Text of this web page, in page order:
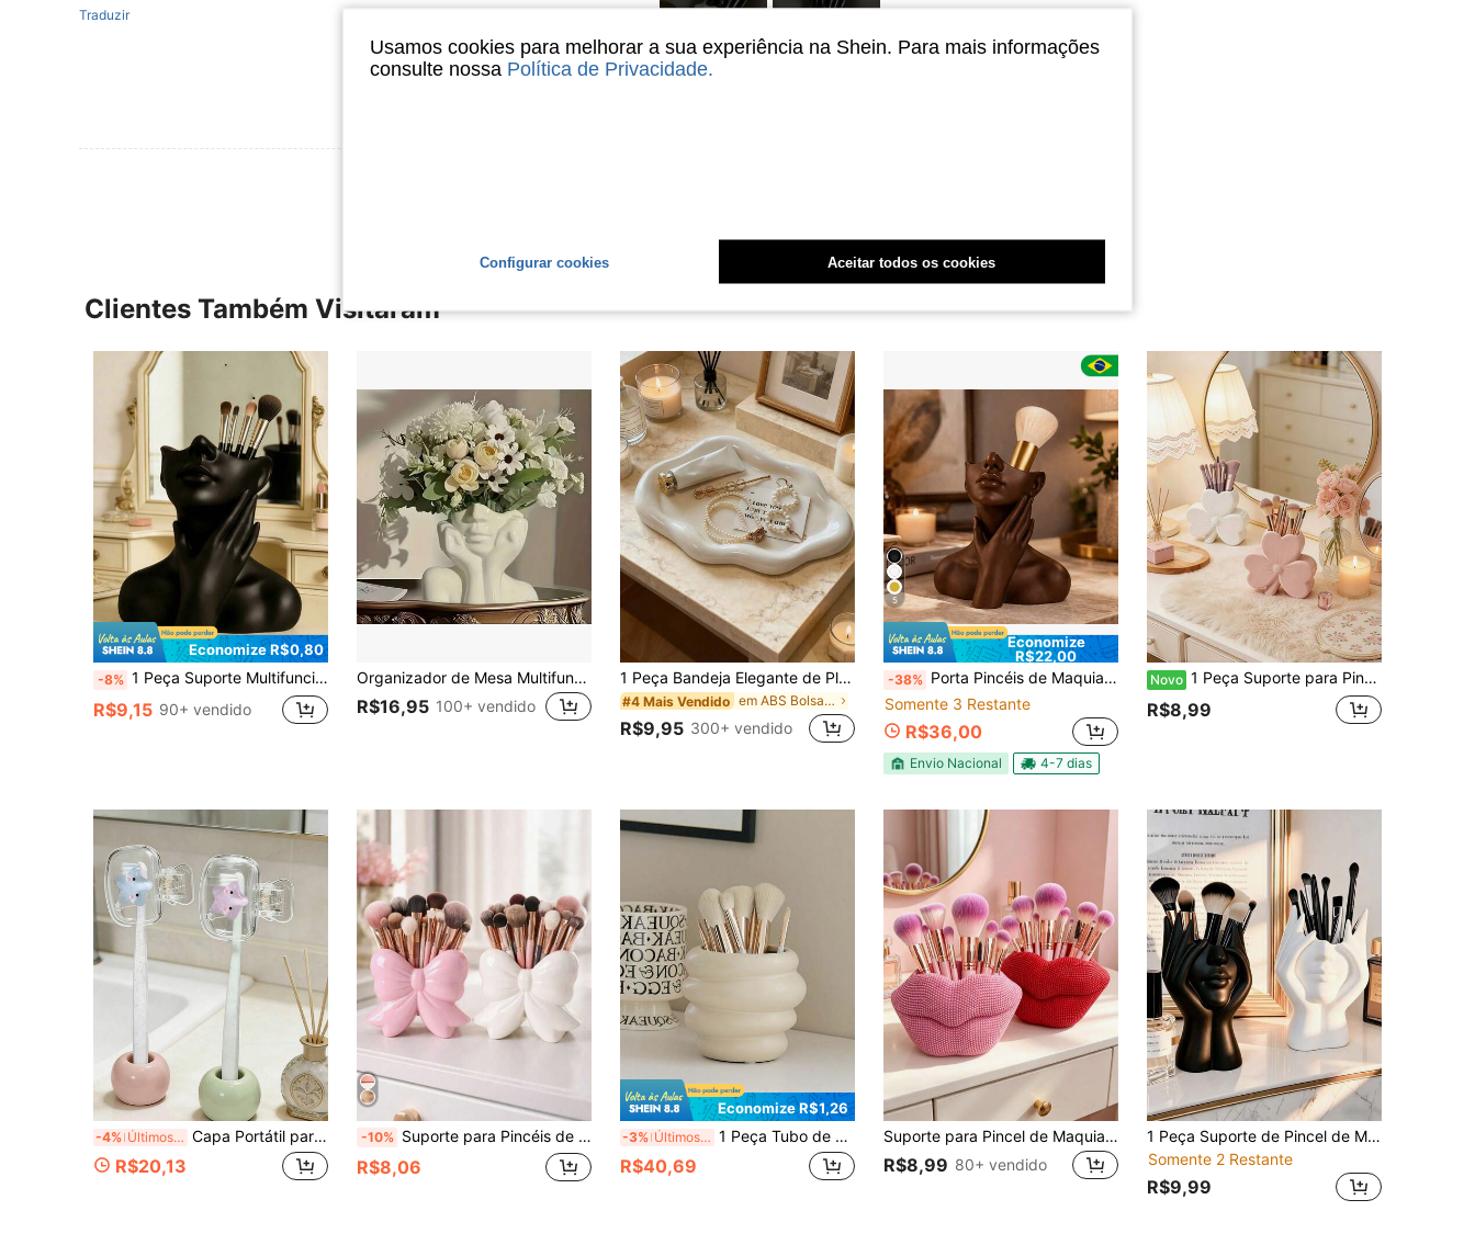
Traduzir
Clientes Também Visitaram
Economize R$0,80
-8% 1 Peça Suporte Multifuncional para Pincéis de Maquiagem, Design Criativo de Arte de Escultura Facial, Pode Ser Usado como Porta-Canetas, Suporte para Armazenamento de Batons, Armazenamento de Delineador, Vaso Decorativo, Adequado para Penteadeira, Banheiro, Quarto, Mesa de Escritório, Temporada de Volta às Aulas
R$9,15 90+ vendido
Organizador de Mesa Multifuncional, Escultura Artística Criativa Combinando Porta-Canetas, Armazenamento de Pincéis de Maquiagem e Vaso, Decoração Perfeita para Casa
R$16,95 100+ vendido
1 Peça Bandeja Elegante de Plástico Resistente a Quebras em Formato de Nuvem, Suporte de Exibição de Joias & Perfumes de Luxo de Camada Única, Bandeja de Joias Única, Adequada para Casa, Sala de Estar & Armazenamento de Chaves no Escritório, Presente Perfeito para o Dia dos Namorados e Casamento, Ideal para Fashionistas & Profissionais. Adicione Charme Estético ao Seu Espaço, Decore a Penteadeira, Mesa & Festa - Bandeja de Armazenamento de Joias, Escolha Ideal para Presentes de Feriados & Celebrações Sazonais.
#4 Mais Vendido em ABS Bolsas e estojos de maquiagem
R$9,95 300+ vendido
5
Economize
R$22,00
-38% Porta Pincéis de Maquiagem Busto Decorativo Organizador de Penteadeira Estilo Moderno Versão mais premium
Somente 3 Restante
R$36,00
Envio Nacional 4-7 dias
Novo 1 Peça Suporte para Pincéis de Maquiagem em Formato de Trevo de Quatro Folhas. Este Elegante Estojo de Armazenamento de Pincéis de Maquiagem é Adequado para Meninas, Estudantes e Decoração Criativa para Casa. Também Pode Ser Usado para Férias, Praia, Banheiro, Quarto e Outras Ocasiões. Grande Capacidade.
R$8,99
-4% Últimos 2 dias Capa Portátil para Escova de Dentes com Padrão de Estrela, Caixa de Armazenamento Transparente para Escova de Dentes de Viagem, Clipe Protetor para Cabeça de Escova de Dentes, Clipe de Armazenamento para Escova de Dentes, Capa Antipoeira para Escova de Dentes, Design Portátil Conveniente para Carregar, Adequado como Presente para Casais, Amigos, Família, Professores, Entusiastas de Viagem, Essencial para Casa, Dormitório, Férias, Adequado para Aniversário, Volta às Aulas, Casamento, Dia das Mães, Páscoa e Outras Ocasiões, Essencial para Primavera e Verão
R$20,13
-10% Suporte para Pincéis de Maquiagem em Resina com Laço Rosa Brilhante - Design 3D de Laço Fofo com Grande Capacidade, Adequado para Armazenar Pincéis de Maquiagem, Canetas e Cosméticos na Penteadeira, Bancada do Banheiro. Adiciona um toque doce e feminino, uma bela solução de armazenamento para amantes de maquiagem, também ótimo para decoração do lar, presente do Dia dos Namorados, presente de volta às aulas
R$8,06
Economize R$1,26
-3% Últimos 2 dias 1 Peça Tubo de Armazenamento Criativo de Cerâmica Branca e Prateada para Pincéis de Maquiagem, Lápis, Suporte de Mesa de Penteadeira para Sombra, Lápis de Sobrancelha, Suporte para Pincéis e Lápis, Melhor Presente, Inverno, Decorações, Casa, Decoração de Casamento, Decoração Doméstica, Caixa de Coleção de Joias, Decoração de Festa do Dia dos Namorados
R$40,69
Suporte para Pincel de Maquiagem de Contorno Labial, Suporte para Anel de Batom Vermelho, Bandeja de Joias, Rack Decorativo de Armazenamento de Cosméticos, Caixa de Armazenamento de Presilhas de Cabelo para Mesa, Presente de Aniversário
R$8,99 80+ vendido
1 Peça Suporte de Pincel de Maquiagem de Design Criativo Feito à Mão - Este Suporte de Pincel de Maquiagem Único é Feito de Resina Decorativa, um Organizador de Pincel de Maquiagem de Mesa. Ele Possui um Design Antiderrapante, Decoração Esculpida Requintada e é Leve e Portátil. Este Organizador de Cosméticos Feito à Mão é Leve, Estiloso e Antiderrapante, Tornando-o uma Escolha Ideal para Presentes do Dia dos Namorados e Organização de Volta às Aulas.
Somente 2 Restante
R$9,99
Usamos cookies para melhorar a sua experiência na Shein. Para mais informações
consulte nossa Política de Privacidade.
Configurar cookies Aceitar todos os cookies